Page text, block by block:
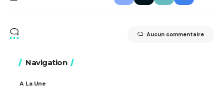
Aucun commentaire
Navigation
A La Une